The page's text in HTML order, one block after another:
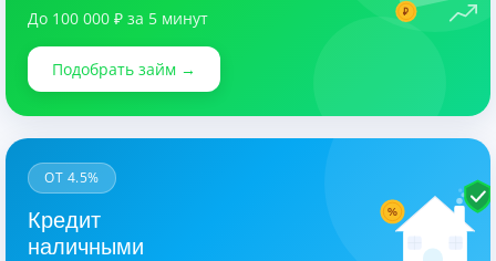
₽
До 100 000 ₽ за 5 минут
Подобрать займ →
%
ОТ 4.5%
Кредит
наличными